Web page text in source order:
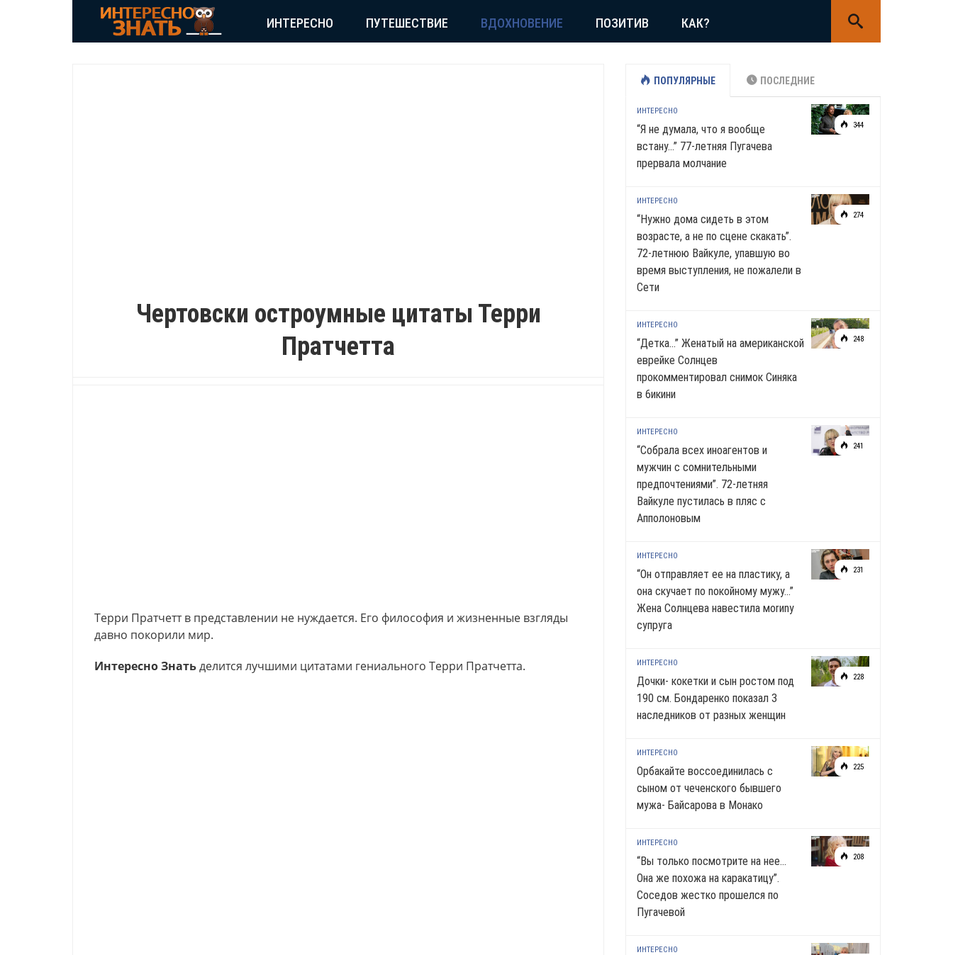
ИНТЕРЕСНО ПУТЕШЕСТВИЕ ВДОХНОВЕНИЕ ПОЗИТИВ КАК?
Чертовски остроумные цитаты Терри
Пратчетта
Терри Пратчетт в представлении не нуждается. Его философия и жизненные взгляды
давно покорили мир.
Интересно Знатьделится лучшими цитатами гениального Терри Пратчетта.
ПОПУЛЯРНЫЕ ПОСЛЕДНИЕ
344
ИНТЕРЕСНО
“Я не думала, что я вообще
встану…” 77-летняя Пугачева
прервала молчание
274
ИНТЕРЕСНО
“Нужно дома сидеть в этом
возрасте, а не по сцене скакать”.
72-летнюю Вайкуле, упавшую во
время выступления, не пожалели в
Сети
248
ИНТЕРЕСНО
“Детка…” Женатый на американской
еврейке Солнцев
прокомментировал снимок Синяка
в 6икини
241
ИНТЕРЕСНО
“Собрала всех иноагентов и
мужчин с сомнительными
предпочтениями”. 72-летняя
Вайкуле пустилась в пляс с
Апполоновым
231
ИНТЕРЕСНО
“Он отправляет ее на пластику, а
она скучает по noкoйномy мужу…”
Жена Солнцева навестила моrиnу
супруга
228
ИНТЕРЕСНО
Дочки- кокетки и сын ростом под
190 см. Бондаренко показал 3
наследников от разных женщин
225
ИНТЕРЕСНО
Орбакайте воссоединилась с
сыном от чеченского бывшего
мужа- Байсарова в Монако
208
ИНТЕРЕСНО
“Вы только посмотрите на нее…
Она же похожа на каракатицу”.
Соседов жестко прошелся по
Пугачевой
ИНТЕРЕСНО